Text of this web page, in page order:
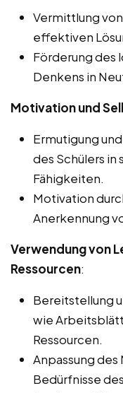
Vermittlung
effektiven
Förderung des
Denkens in
Motivation und
Ermutigung
des Schülers
Fähigkeiten.
Motivation
Anerkennung
Verwendung von
Ressourcen:
Bereitstellung
wie
Ressourcen.
Anpassung des
Bedürfnisse